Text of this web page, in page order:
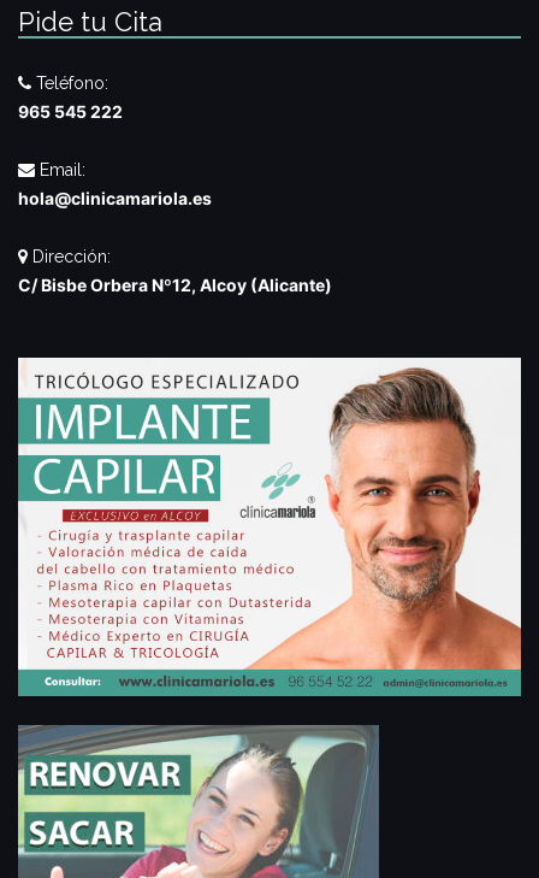
Pide tu Cita
Teléfono:
965 545 222
Email:
hola@clinicamariola.es
Dirección:
C/ Bisbe Orbera Nº12, Alcoy (Alicante)